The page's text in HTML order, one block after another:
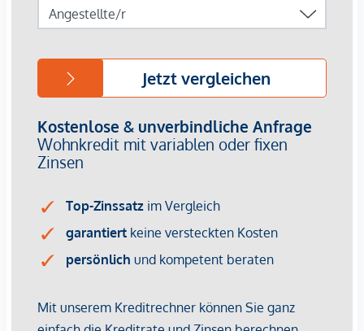
Digitale Gegensprechanlage und
schwarzes Brett über Handyapp
HIGHLIGHTS
1 bis 4 Zimmer mit Wohnflächen von ca. 38 bis 124 m2
Gärten, Balkone, Loggien, Dachterrassen
Ideal für Anleger und Eigennutzer
DGNB Gold Nachhaltigkeits-Vorzertifikat
Lage direkt an der malerischen Donau
Im Mittelpunkt dieses Neubauprojekts stehen die